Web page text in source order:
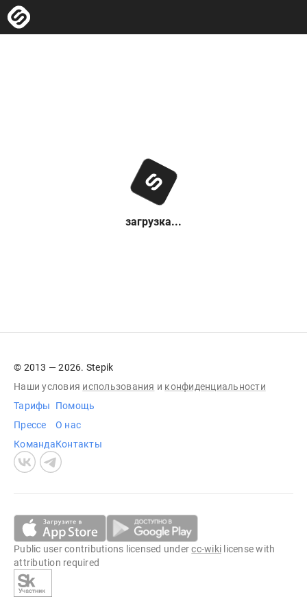
загрузка...
© 2013 — 2026. Stepik
Наши условия использования и конфиденциальности
Тарифы
Прессе
Команда
Помощь
О нас
Контакты
Public user contributions licensed undercc-wiki license with
attribution required